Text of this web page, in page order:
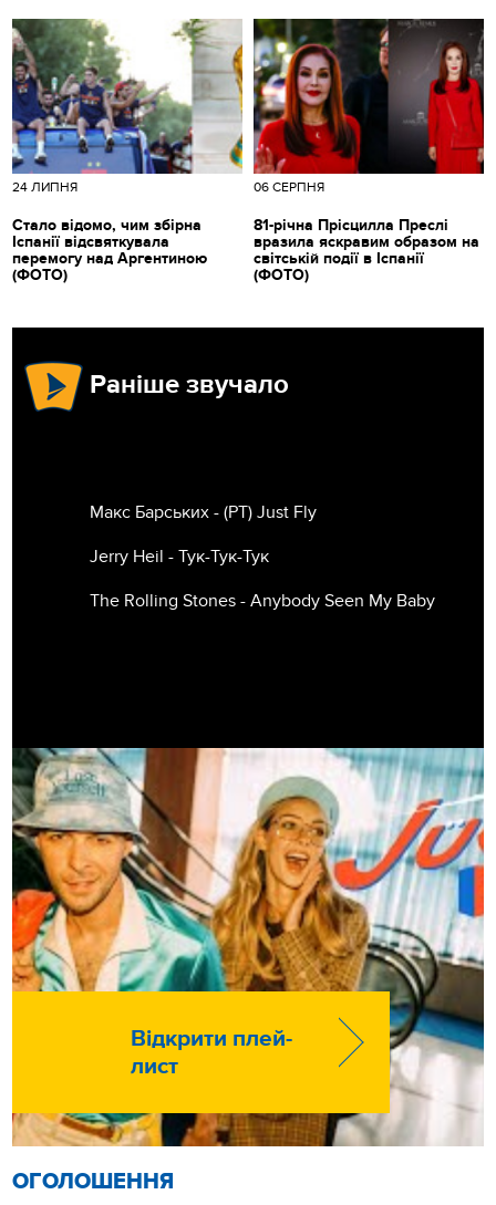
24 ЛИПНЯ
Стало відомо, чим збірна
Іспанії відсвяткувала
перемогу над Аргентиною
(ФОТО)
06 СЕРПНЯ
81-річна Прісцилла Преслі
вразила яскравим образом на
світській події в Іспанії
(ФОТО)
Раніше звучало
Макс Барських - (РТ) Just Fly
Jerry Heil - Тук-Тук-Тук
The Rolling Stones - Anybody Seen My Baby
Відкрити плей-
лист
ОГОЛОШЕННЯ